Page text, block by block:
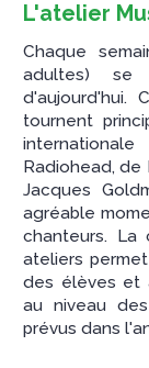
L'atelier
Chaque
adultes) se
d'aujourd'hui.
tournent
Radiohead, de
Jacques
agréable
chanteurs. La
ateliers
des élèves et
au niveau
prévus dans